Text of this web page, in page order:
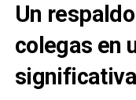
Un
colegas en
significativa